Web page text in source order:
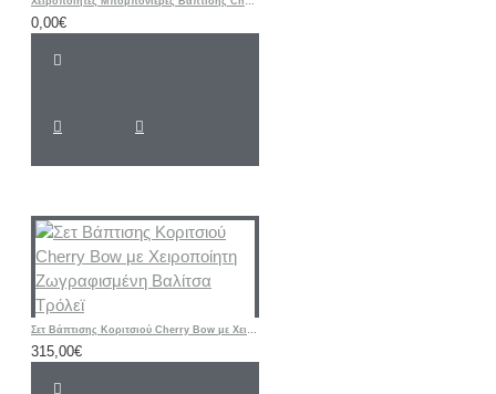
0,00€
Σετ Βάπτισης Κοριτσιού Cherry Bow με Χειροποίητη Ζωγραφισμένη Βαλίτσα Τρόλεϊ
315,00€